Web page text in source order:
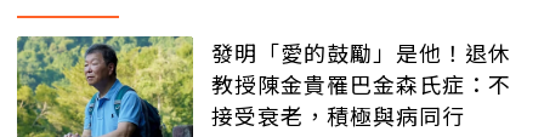
發明「愛的鼓勵」是他！退休
教授陳金貴罹巴金森氏症：不
接受衰老，積極與病同行